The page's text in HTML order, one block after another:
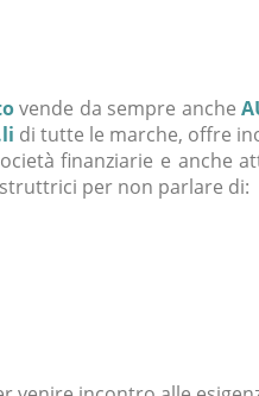
vende da sempre anche
di tutte le marche, offre
finanziarie e anche
per non parlare di: